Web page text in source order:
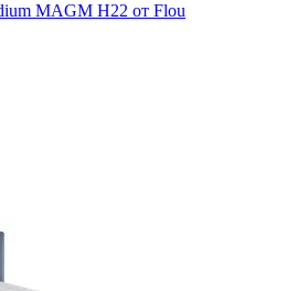
MAGM H22 от Flou